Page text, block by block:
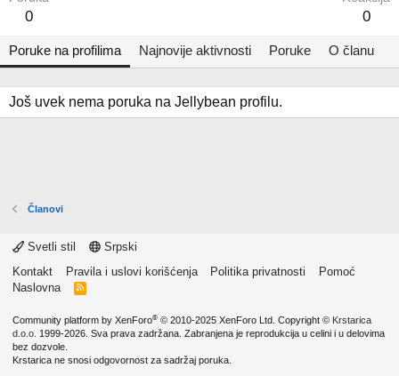
0 0
Poruke na profilima Najnovije aktivnosti Poruke O članu
Još uvek nema poruka na Jellybean profilu.
Članovi
Svetli stil
Srpski
Kontakt
Pravila i uslovi korišćenja Politika privatnosti
Pomoć
Naslovna
R
Community platform by XenForo® © 2010-2025 XenForo Ltd. Copyright © Krstarica
d.o.o. 1999-2026. Sva prava zadržana. Zabranjena je reprodukcija u celini i u delovima
bez dozvole.
Krstarica ne snosi odgovornost za sadržaj poruka.